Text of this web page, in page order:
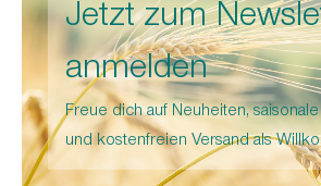
Jetzt zum
anmelden
Freue dich auf Neuheiten,
und kostenfreien Versand als